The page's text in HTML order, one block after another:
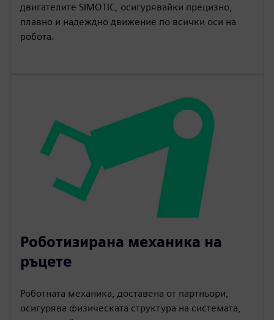
двигателите SIMOTIC, осигурявайки прецизно,
плавно и надеждно движение по всички оси на
робота.
Роботизирана механика на
ръцете
Роботната механика, доставена от партньори,
осигурява физическата структура на системата,